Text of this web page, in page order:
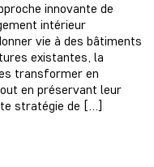
innovante de
intérieur
vie à des bâtiments
existantes, la
transformer en
en préservant leur
stratégie de […]